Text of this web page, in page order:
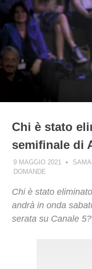
Chi è stato
semifinale di
9 MAGGIO 2021
DOMANDE
Chi è stato
andrà in onda
serata su Canale 5?